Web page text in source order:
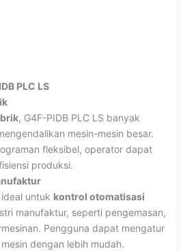
PLC LS
, G4F-PIDB PLC LS banyak
mesin-mesin besar.
fleksibel, operator dapat
produksi.
ideal untuk kontrol otomatisasi
manufaktur, seperti pengemasan,
Pengguna dapat mengatur
dengan lebih mudah.